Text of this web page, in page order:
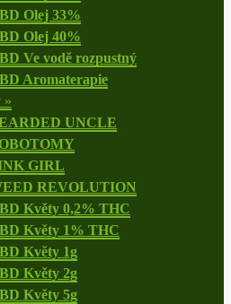
Olej 33%
Olej 40%
Ve vodě rozpustný
Aromaterapie
»
UNCLE
GIRL
REVOLUTION
Květy 0,2% THC
Květy 1% THC
Květy 1g
Květy 2g
Květy 5g